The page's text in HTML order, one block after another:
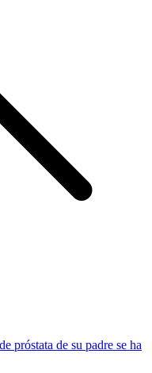
próstata de su padre se ha